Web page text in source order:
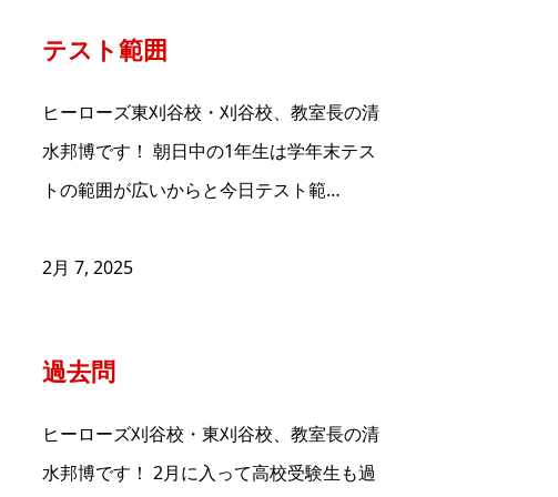
テスト範囲
ヒーローズ東刈谷校・刈谷校、教室長の清
水邦博です！ 朝日中の1年生は学年末テス
トの範囲が広いからと今日テスト範…
2月 7, 2025
過去問
ヒーローズ刈谷校・東刈谷校、教室長の清
水邦博です！ 2月に入って高校受験生も過